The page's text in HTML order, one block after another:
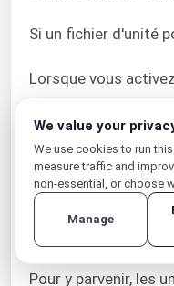
Si un fichier d'unité
Lorsque vous
/lib/systemd/
Séquence
Les unités cibles
ressource
Pour y parvenir, les
We value your
We use cookies to run
measure traffic and
non-essential, or choose
Manage